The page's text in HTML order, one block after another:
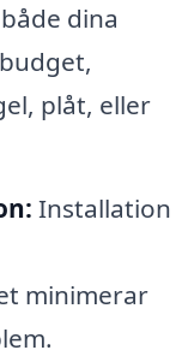
dina
plåt, eller
Installation
minimerar